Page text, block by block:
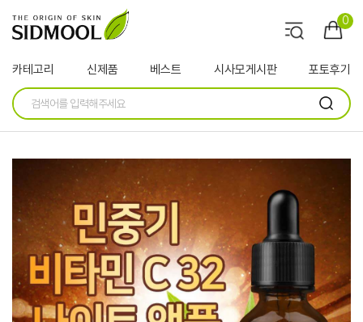
0
카테고리 신제품 베스트 시사모게시판 포토후기